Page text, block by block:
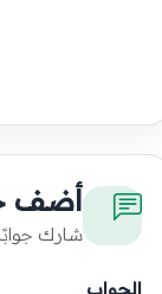
أضف
شارك
الجواب